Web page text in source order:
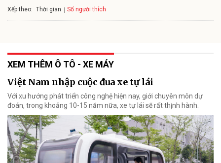
Xếp theo: Thời gian Số người thích
XEM THÊM Ô TÔ - XE MÁY
Việt Nam nhập cuộc đua xe tự lái
Với xu hướng phát triển công nghệ hiện nay, giới chuyên môn dự
đoán, trong khoảng 10-15 năm nữa, xe tự lái sẽ rất thịnh hành.